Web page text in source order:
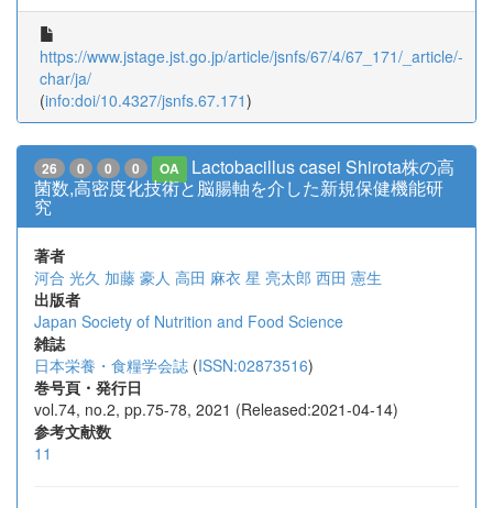
https://www.jstage.jst.go.jp/article/jsnfs/67/4/67_171/_article/-
char/ja/
(info:doi/10.4327/jsnfs.67.171)
26 0 0 0 OA
Lactobacillus casei Shirota株の高
菌数,高密度化技術と脳腸軸を介した新規保健機能研
究
著者
河合 光久 加藤 豪人 高田 麻衣 星 亮太郎 西田 憲生
出版者
Japan Society of Nutrition and Food Science
雑誌
日本栄養・食糧学会誌 (ISSN:02873516)
巻号頁・発行日
vol.74, no.2, pp.75-78, 2021 (Released:2021-04-14)
参考文献数
11